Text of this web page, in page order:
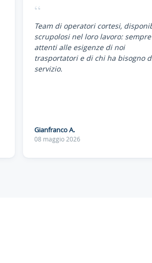
“
Team di operatori cortesi,
scrupolosi nel loro lavoro: sempre
attenti alle esigenze di noi
trasportatori e di chi ha bisogno
servizio.
Gianfranco A.
08 maggio 2026